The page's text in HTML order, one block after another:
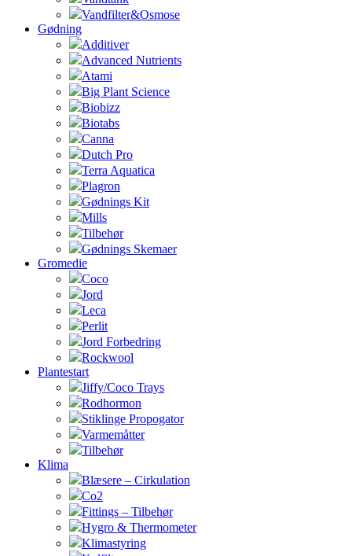
Vandfilter&Osmose
Gødning
Additiver
Advanced Nutrients
Atami
Big Plant Science
Biobizz
Biotabs
Canna
Dutch Pro
Terra Aquatica
Plagron
Gødnings Kit
Mills
Tilbehør
Gødnings Skemaer
Gromedie
Coco
Jord
Leca
Perlit
Jord Forbedring
Rockwool
Plantestart
Jiffy/Coco Trays
Rodhormon
Stiklinge Propogator
Varmemåtter
Tilbehør
Klima
Blæsere – Cirkulation
Co2
Fittings – Tilbehør
Hygro & Thermometer
Klimastyring